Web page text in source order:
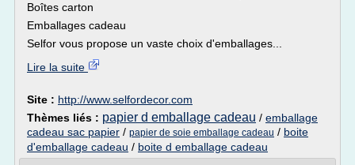
Boîtes carton
Emballages cadeau
Selfor vous propose un vaste choix d'emballages...
Lire la suite
Site : http://www.selfordecor.com
Thèmes liés : papier d emballage cadeau / emballage
cadeau sac papier / papier de soie emballage cadeau / boite
d'emballage cadeau / boite d emballage cadeau